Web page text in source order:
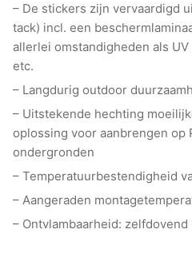
– De stickers zijn vervaardigd
tack) incl. een
allerlei omstandigheden als
etc.
– Langdurig outdoor
– Uitstekende hechting
oplossing voor aanbrengen op
ondergronden
– Temperatuurbestendigheid
– Aangeraden
– Ontvlambaarheid: zelfdovend